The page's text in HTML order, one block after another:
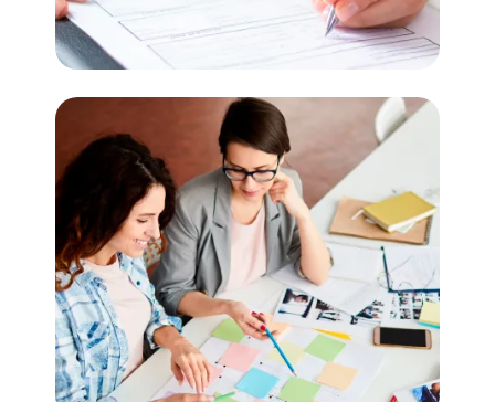
Documentación
• Procedimientos • Protocolos(FAT/SAT)
• Instrucciones de Trabajo • Estándares